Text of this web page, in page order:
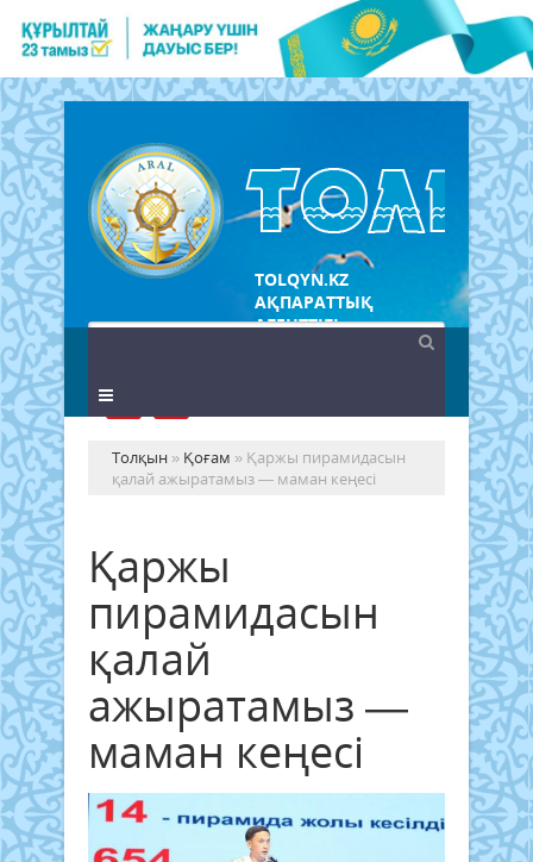
TOLQYN.KZ
АҚПАРАТТЫҚ
АГЕНТТІГІ
Толқын » Қоғам » Қаржы пирамидасын
қалай ажыратамыз — маман кеңесі
Қаржы
пирамидасын
қалай
ажыратамыз —
маман кеңесі